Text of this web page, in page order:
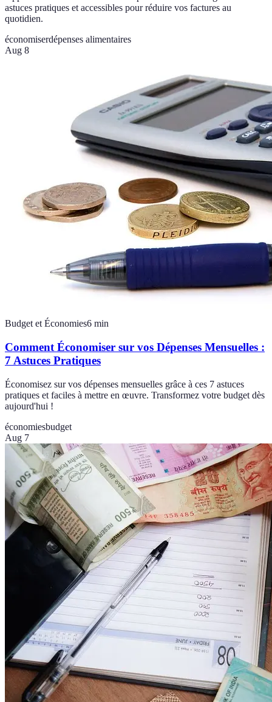
astuces pratiques et accessibles pour réduire vos factures au
quotidien.
économiserdépenses alimentaires
Aug 8
Budget et Économies6 min
Comment Économiser sur vos Dépenses Mensuelles :
7 Astuces Pratiques
Économisez sur vos dépenses mensuelles grâce à ces 7 astuces
pratiques et faciles à mettre en œuvre. Transformez votre budget dès
aujourd'hui !
économiesbudget
Aug 7